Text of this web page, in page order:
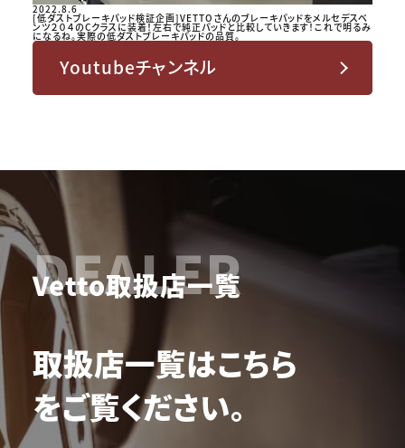
2022.8.6
[低ダストブレーキパッド検証企画]VETTOさんのブレーキパッドをメルセデスベ
ンツ２０４のCクラスに装着！左右で純正パッドと比較していきます！これで明るみ
になるね。実際の低ダストブレーキパッドの品質。
Youtubeチャンネル
DEALER
Vetto取扱店一覧
取扱店一覧はこちら
をご覧ください。